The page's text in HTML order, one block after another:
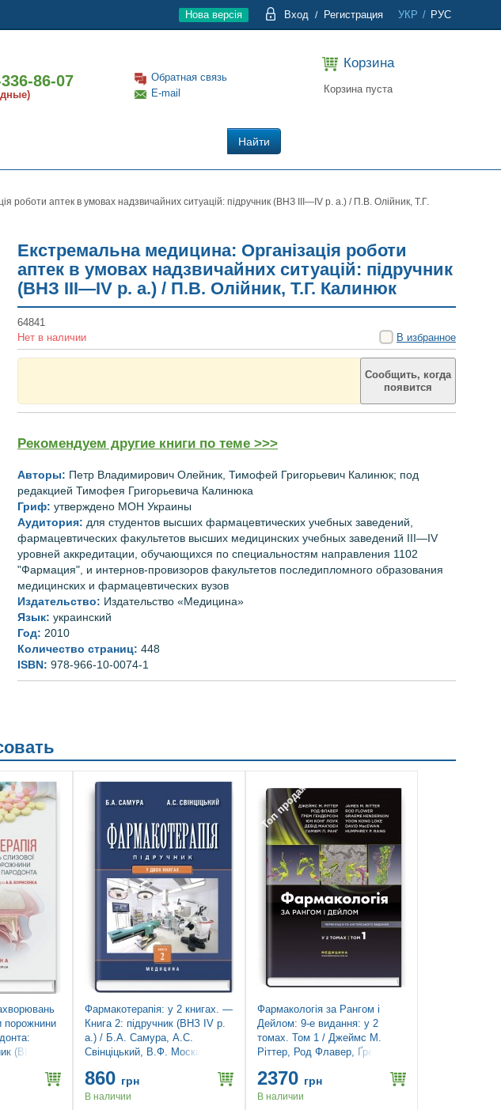
УКР / РУС
Вход / Регистрация
Нова версія
86-07
Обратная связь
E-mail
Корзина
Корзина пуста
Найти
роботи аптек в умовах надзвичайних ситуацій: підручник (ВНЗ ІІІ—ІV р. а.) / П.В. Олійник, Т.Г.
Екстремальна медицина: Організація роботи
аптек в умовах надзвичайних ситуацій: підручник
(ВНЗ ІІІ—ІV р. а.) / П.В. Олійник, Т.Г. Калинюк
64841
Нет в наличии
В избранное
Сообщить, когда
появится
Рекомендуем другие книги по теме >>>
Авторы: Петр Владимирович Олейник, Тимофей Григорьевич Калинюк; под
редакцией Тимофея Григорьевича Калинюка
Гриф: утверждено МОН Украины
Аудитория: для студентов высших фармацевтических учебных заведений
фармацевтических факультетов высших медицинских учебных заведений III—IV
уровней аккредитации обучающихся по специальностям направления 1102
"Фармация" и интернов-провизоров факультетов последипломного образования
медицинских и фармацевтических вузов
Издательство: Издательство «Медицина»
Язык: украинский
Год: 2010
Количество страниц: 448
ISBN: 978-966-10-0074-1
порожнини
(ВНЗ IV
Мохорт та
Фармакотерапія: у 2 книгах. —
Книга 2: підручник (ВНЗ IV р.
а.) / Б.А. Самура, А.С.
Свінціцький, В.Ф. Москаленко
допов.
860 грн
В наличии
Топ продаж
Фармакологія за Рангом і
Дейлом: 9-е видання: у 2
томах. Том 1 / Джеймс М.
Ріттер, Род Флавер, Ґрем
Девід Мак’юен, Гамфрі П.
Ранг
2370 грн
В наличии